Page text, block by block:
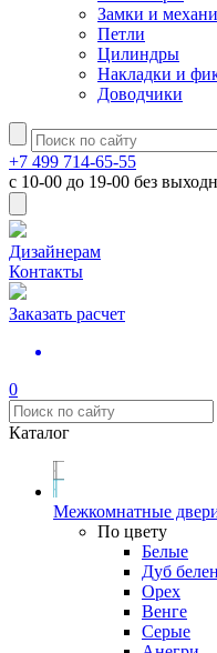
Замки и
Петли
Цилиндры
Накладки и
Доводчики
+7 499 714-65-55
с 10-00 до 19-00 без
Дизайнерам
Контакты
Заказать расчет
0
Каталог
Межкомнатные
По цвету
Белые
Дуб
Орех
Венге
Серые